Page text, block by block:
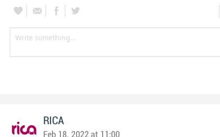
RICA
Feb 18, 2022 at 11:00